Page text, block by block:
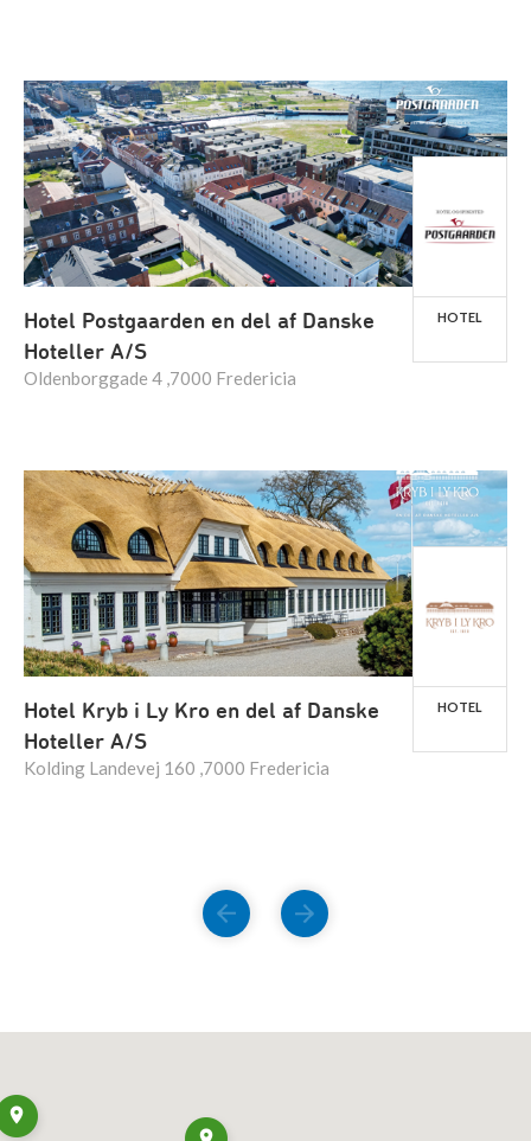
Hotel Postgaarden en del af Danske
Hoteller A/S
Oldenborggade 4 ,7000 Fredericia
HOTEL
Hotel Kryb i Ly Kro en del af Danske
Hoteller A/S
Kolding Landevej 160 ,7000 Fredericia
HOTEL
FORRIGE NÆSTE